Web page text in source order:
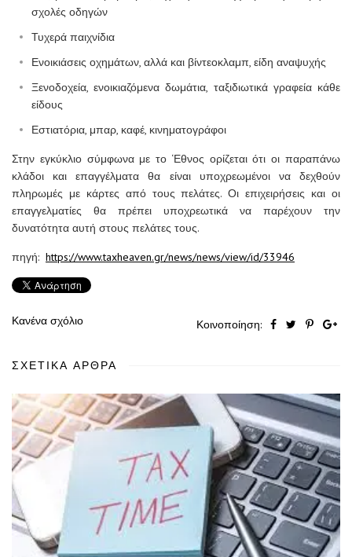
σχολές οδηγών
Τυχερά παιχνίδια
Ενοικιάσεις οχημάτων, αλλά και βίντεοκλαμπ, είδη αναψυχής
Ξενοδοχεία, ενοικιαζόμενα δωμάτια, ταξιδιωτικά γραφεία κάθε
είδους
Εστιατόρια, μπαρ, καφέ, κινηματογράφοι
Στην εγκύκλιο σύμφωνα με το ‘Εθνος ορίζεται ότι οι παραπάνω
κλάδοι και επαγγέλματα θα είναι υποχρεωμένοι να δεχθούν
πληρωμές με κάρτες από τους πελάτες. Οι επιχειρήσεις και οι
επαγγελματίες θα πρέπει υποχρεωτικά να παρέχουν την
δυνατότητα αυτή στους πελάτες τους.
πηγή: https://www.taxheaven.gr/news/news/view/id/33946
Κανένα σχόλιο Κοινοποίηση:
ΣΧΕΤΙΚΆ ΆΡΘΡΑ